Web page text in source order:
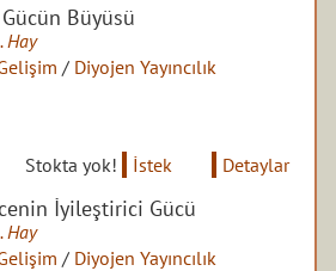
Büyüsü
Hay
/ Diyojen Yayıncılık
Stokta yok! İstek Detaylar
İyileştirici Gücü
Hay
/ Diyojen Yayıncılık